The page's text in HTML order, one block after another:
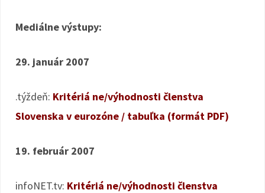
Mediálne výstupy:
29. január 2007
.týždeň: Kritériá ne/výhodnosti členstva
Slovenska v eurozóne / tabuľka (formát PDF)
19. február 2007
infoNET.tv: Kritériá ne/výhodnosti členstva